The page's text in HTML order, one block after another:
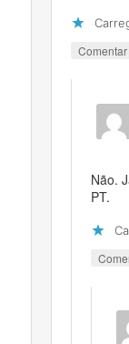
Comentar
Não.
PT.